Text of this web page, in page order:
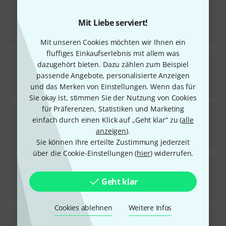
Mit Liebe serviert!
Mit unseren Cookies möchten wir Ihnen ein
fluffiges Einkaufserlebnis mit allem was
dazugehört bieten. Dazu zählen zum Beispiel
passende Angebote, personalisierte Anzeigen
und das Merken von Einstellungen. Wenn das für
Sie okay ist, stimmen Sie der Nutzung von Cookies
für Präferenzen, Statistiken und Marketing
einfach durch einen Klick auf „Geht klar“ zu (alle
anzeigen).
Sie können Ihre erteilte Zustimmung jederzeit
über die Cookie-Einstellungen (hier) widerrufen.
Geht klar
Cookies ablehnen Weitere Infos
Sofort lieferbar
C.A. Seydel SöhneSaxony Chromatic Harp Bb
3
Sofort lieferbar
379€
C.A. Seydel SöhneSaxony Orchestra Chromatic C
30
Sofort lieferbar
379 €
C.A. Seydel Söhne
1
Sofort lieferbar
279€
C.A. Seydel Söhne Sampler G/D